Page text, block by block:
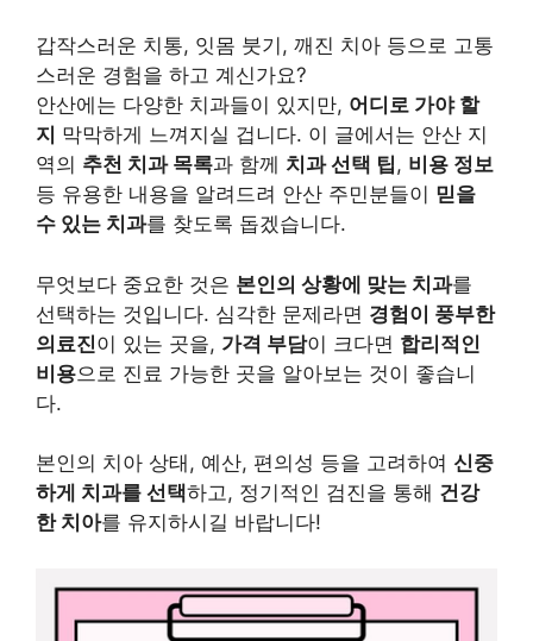
갑작스러운 치통, 잇몸 붓기, 깨진 치아 등으로 고통
스러운 경험을 하고 계신가요?
안산에는 다양한 치과들이 있지만, 어디로 가야 할
지 막막하게 느껴지실 겁니다. 이 글에서는 안산 지
역의 추천 치과 목록과 함께 치과 선택 팁, 비용 정보
등 유용한 내용을 알려드려 안산 주민분들이 믿을
수 있는 치과를 찾도록 돕겠습니다.
무엇보다 중요한 것은 본인의 상황에 맞는 치과를
선택하는 것입니다. 심각한 문제라면 경험이 풍부한
의료진이 있는 곳을, 가격 부담이 크다면 합리적인
비용으로 진료 가능한 곳을 알아보는 것이 좋습니
다.
본인의 치아 상태, 예산, 편의성 등을 고려하여 신중
하게 치과를 선택하고, 정기적인 검진을 통해 건강
한 치아를 유지하시길 바랍니다!